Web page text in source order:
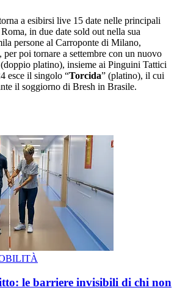
a esibirsi live 15 date nelle principali
in due date sold out nella sua
persone al Carroponte di Milano,
per poi tornare a settembre con un nuovo
platino), insieme ai Pinguini Tattici
esce il singolo “Torcida” (platino), il cui
il soggiorno di Bresh in Brasile.
le barriere invisibili di chi non